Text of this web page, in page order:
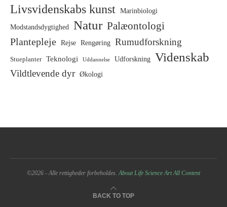
Livsvidenskabs kunst Marinbiologi
Modstandsdygtighed Natur Palæontologi
Plantepleje Rejse Rengøring Rumudforskning
Stueplanter Teknologi Uddannelse Udforskning Videnskab
Vildtlevende dyr Økologi
©2026 - Alle rettigheder forbeholdes.About Life Science Art All Content
BACK TO TOP